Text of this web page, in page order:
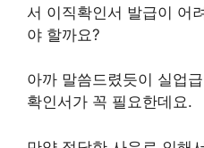
서 이직확인서 발급이 어
야 할까요?
아까 말씀드렸듯이 실업
확인서가 꼭 필요한데요.